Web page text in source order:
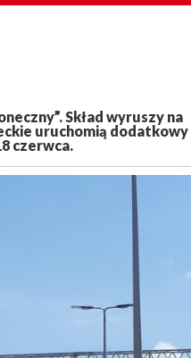
Skład wyruszy na
uruchomią dodatkowy
czerwca.